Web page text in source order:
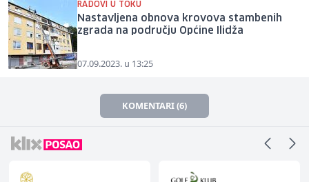
RADOVI U TOKU
Nastavljena obnova krovova stambenih
zgrada na području Općine Ilidža
07.09.2023. u 13:25
KOMENTARI (6)